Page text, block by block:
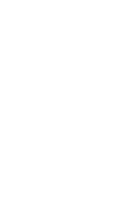
erneuerbare
Steigerung